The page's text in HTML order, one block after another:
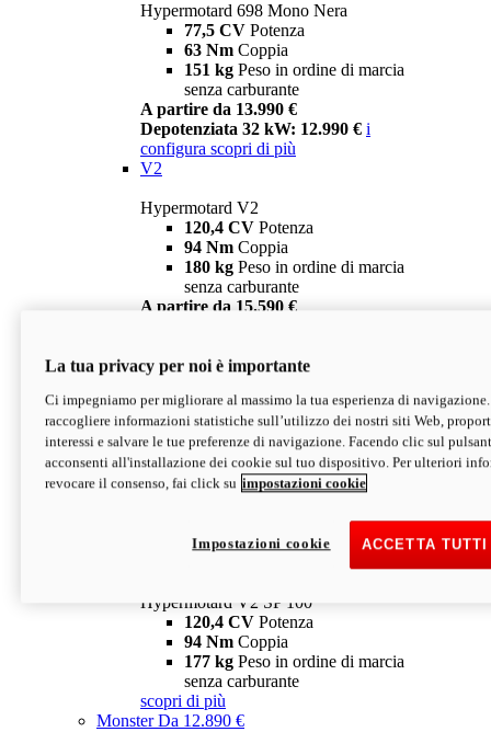
Hypermotard 698 Mono Nera
77,5 CV Potenza
63 Nm Coppia
151 kg Peso in ordine di marcia
senza carburante
A partire da 13.990 €
Depotenziata 32 kW: 12.990 € i
configura scopri di più
V2
Hypermotard V2
120,4 CV Potenza
94 Nm Coppia
180 kg Peso in ordine di marcia
senza carburante
A partire da 15.590 €
V2 SP
Hypermotard V2 SP
120,4 CVPotenza
94 NmCoppia
177 kgPeso in ordine di marcia
senza carburante
Depotenziata 35 kW: 18.890 € i
configura scopri di più
Hypermotard V2 SP 100
120,4 CV Potenza
94 Nm Coppia
177 kg Peso in ordine di marcia
senza carburante
scopri di più
MonsterDa 12.890 €
La tua privacy per noi è importante
Ci impegniamo per migliorare al massimo la tua esperienza di
raccogliere informazioni statistiche sull’utilizzo dei nostri siti Web,
interessi e salvare le tue preferenze di navigazione. Facendo clic sul
acconsenti all'installazione dei cookie sul tuo dispositivo. Per ulteriori
revocare il consenso, fai click su impostazioni cookie
ACCETTA
Impostazioni cookie